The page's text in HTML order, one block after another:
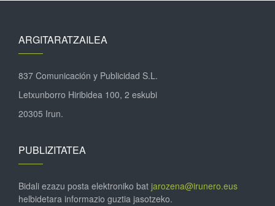
ARGITARATZAILEA
837 Comunicación y Publicidad S.L.
Letxunborro Hiribidea 100, 2 eskubi
20305 Irun.
PUBLIZITATEA
Bidali ezazu posta elektroniko bat jarozena@irunero.eus
helbidetara informazio guztia jasotzeko.